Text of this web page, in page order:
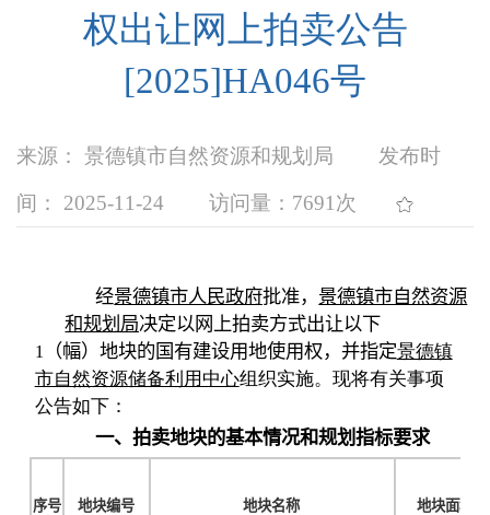
权出让网上拍卖公告
[2025]HA046号
来源： 景德镇市自然资源和规划局 发布时
间： 2025-11-24 访问量： 7691次
经景德镇市人民政府批准， 景德镇市自然资源
和规划局决定以网上拍卖方式出让以下
1 （幅）地块的国有建设用地使用权，并指定景德镇
市自然资源储备利用中心组织实施。现将有关事项
公告如下：
一、拍卖地块的基本情况和规划指标要求
序号 地块编号 地块名称 地块面积